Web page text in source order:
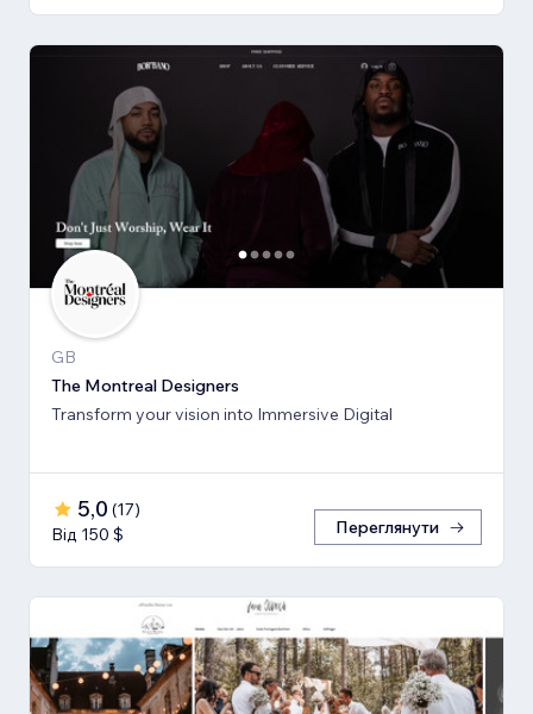
GB
The Montreal Designers
Transform your vision into Immersive Digital
5,0 (17)
Від 150 $
Переглянути